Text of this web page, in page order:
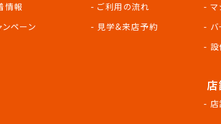
情報
ペーン
- ご利用の流れ
- 見学&来店予約
- マ
- バ
- 設
- 店